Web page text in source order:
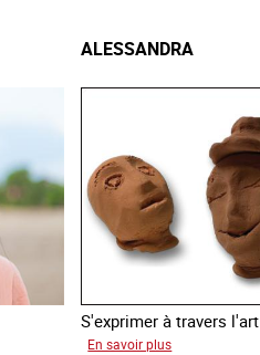
ALESSANDRA
S'exprimer à travers l'art
En savoir plus